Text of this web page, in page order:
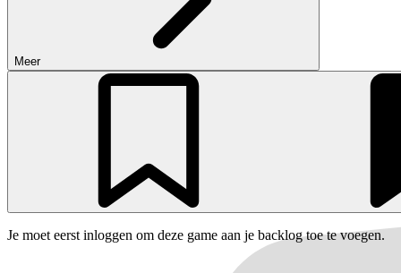
Meer
Je moet eerst inloggen om deze game aan je backlog toe te voegen.